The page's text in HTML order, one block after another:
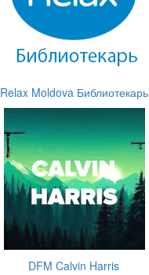
Relax Moldova Библиотекарь
DFM Calvin Harris